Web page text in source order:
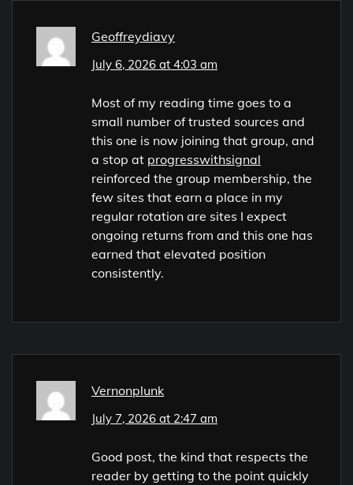
Geoffreydiavy
July 6, 2026 at 4:03 am
Most of my reading time goes to a
small number of trusted sources and
this one is now joining that group, and
a stop at progresswithsignal
reinforced the group membership, the
few sites that earn a place in my
regular rotation are sites I expect
ongoing returns from and this one has
earned that elevated position
consistently.
Vernonplunk
July 7, 2026 at 2:47 am
Good post, the kind that respects the
reader by getting to the point quickly